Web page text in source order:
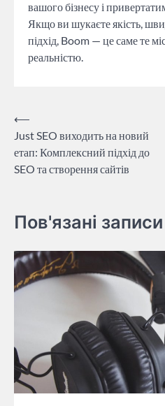
вашого бізнесу і
Якщо ви шукаєте якість,
підхід, Boom — це саме те
реальністю.
Навігація
записів
⟵
Just SEO виходить на новий
етап: Комплексний підхід до
SEO та створення сайтів
Пов'язані записи